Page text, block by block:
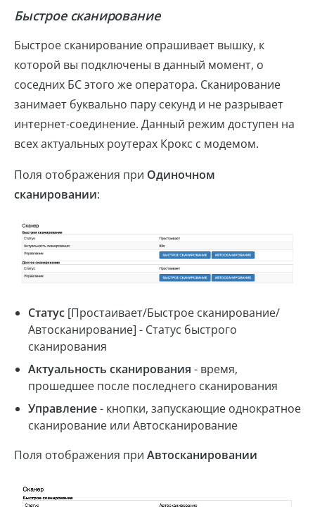
Быстрое сканирование
Быстрое сканирование опрашивает вышку, к
которой вы подключены в данный момент, о
соседних БС этого же оператора. Сканирование
занимает буквально пару секунд и не разрывает
интернет-соединение. Данный режим доступен на
всех актуальных роутерах Крокс с модемом.
Поля отображения при Одиночном
сканировании:
Статус [Простаивает/Быстрое сканирование/
Автосканирование] - Статус быстрого
сканирования
Актуальность сканирования - время,
прошедшее после последнего сканирования
Управление- кнопки, запускающие однократное
сканирование или Автосканирование
Поля отображения при Автосканировании